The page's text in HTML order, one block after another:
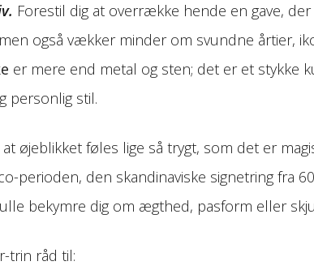
Forestil dig at overrække hende en gave,
også vækker minder om svundne årtier,
er mere end metal og sten; det er et stykke
personlig stil.
øjeblikket føles lige så trygt, som det er
perioden, den skandinaviske signetring fra
bekymre dig om ægthed, pasform eller
trin råd til: